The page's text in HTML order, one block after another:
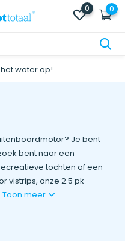
0 0
water op!
Je bent
bent naar een
tochten of een
vistrips, onze 2.5 pk
Toon meer